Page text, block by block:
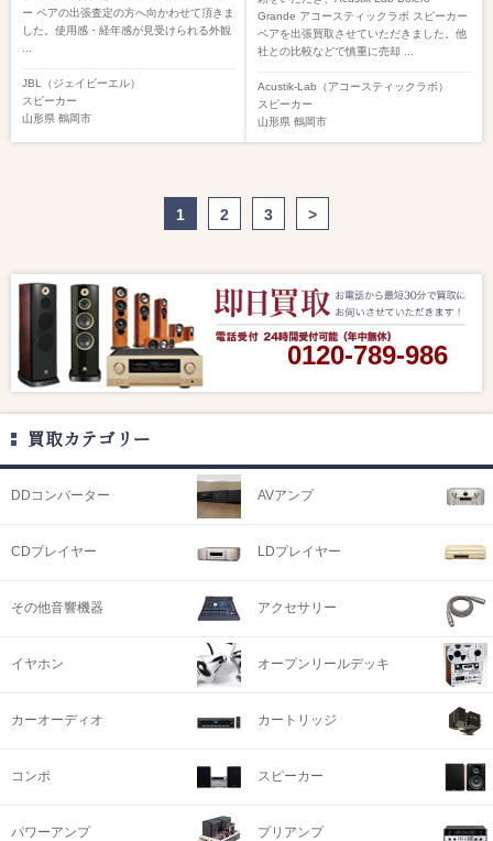
ー ペアの出張査定の方へ向かわせて頂きま
した。使用感・経年感が見受けられる外観
JBL（ジェイビーエル）
スピーカー
山形県 鶴岡市
Grande アコースティックラボ スピーカー
ペアを出張買取させていただきました。他
社との比較などで慎重に売却 ...
Acustik-Lab（アコースティックラボ）
スピーカー
山形県 鶴岡市
1 2 3 >
0120-789-986
買取カテゴリー
DDコンバーター AVアンプ
CDプレイヤー LDプレイヤー
その他音響機器 アクセサリー
イヤホン オープンリールデッキ
カーオーディオ カートリッジ
コンポ スピーカー
パワーアンプ プリアンプ